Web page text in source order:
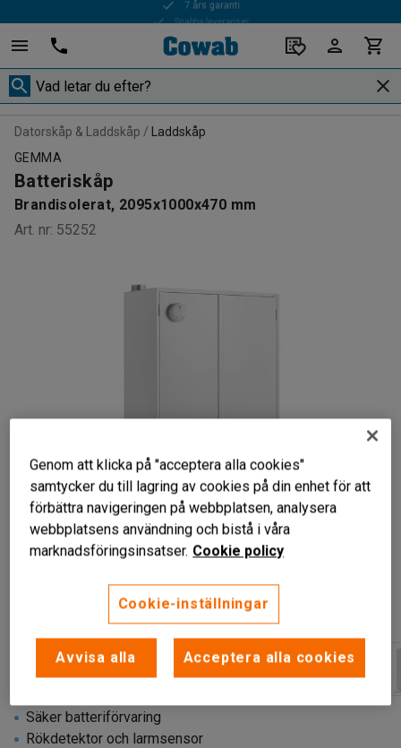
Snabba leveranser
Datorskåp & Laddskåp
Laddskåp
GEMMA
Batteriskåp
Brandisolerat, 2095x1000x470 mm
Art. nr: 55252
Liknande produkter
Säker batteriförvaring
Rökdetektor och larmsensor
Genom att klicka på "acceptera alla cookies"
samtycker du till lagring av cookies på din enhet för att
förbättra navigeringen på webbplatsen, analysera
webbplatsens användning och bistå i våra
marknadsföringsinsatser. Cookie policy
Cookie-inställningar
Avvisa alla Acceptera alla cookies